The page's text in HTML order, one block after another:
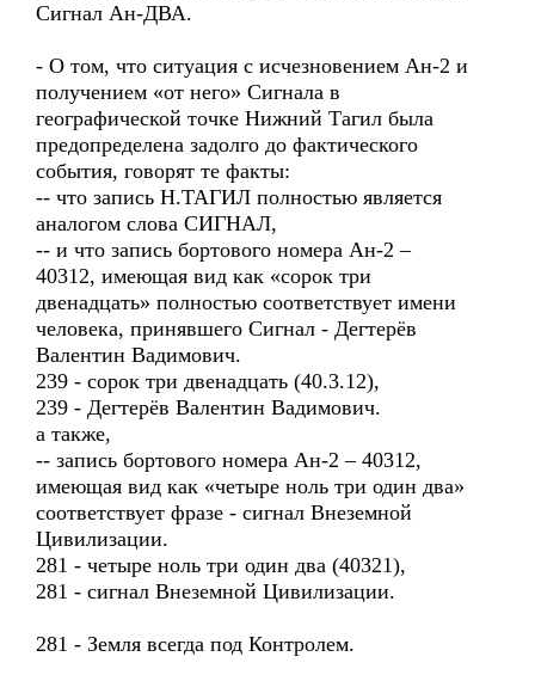
Сигнал Ан-ДВА.
- О том, что ситуация с исчезновением Ан-2 и
получением «от него» Сигнала в
географической точке Нижний Тагил была
предопределена задолго до фактического
события, говорят те факты:
-- что запись Н.ТАГИЛ полностью является
аналогом слова СИГНАЛ,
-- и что запись бортового номера Ан-2 –
40312, имеющая вид как «сорок три
двенадцать» полностью соответствует имени
человека, принявшего Сигнал - Дегтерёв
Валентин Вадимович.
239 - сорок три двенадцать (40.3.12),
239 - Дегтерёв Валентин Вадимович.
а также,
-- запись бортового номера Ан-2 – 40312,
имеющая вид как «четыре ноль три один два»
соответствует фразе - сигнал Внеземной
Цивилизации.
281 - четыре ноль три один два (40321),
281 - сигнал Внеземной Цивилизации.
281 - Земля всегда под Контролем.